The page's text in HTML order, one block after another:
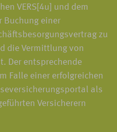
VERS[4u] und dem
Buchung einer
zu
die Vermittlung von
Der entsprechende
Falle einer erfolgreichen
als
Versicherern